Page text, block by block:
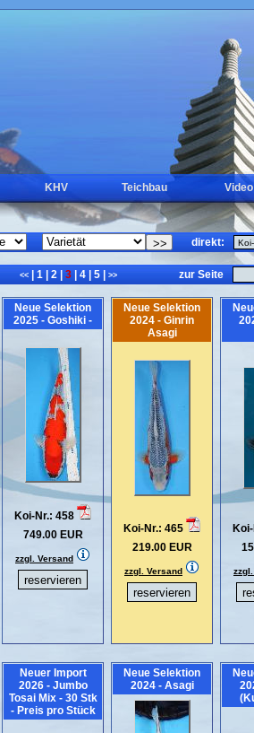
KHV Teichbau Video
direkt:
<< 1 2 3 4 5 >> zur Seite
Neue Selektion
2025 - Goshiki -
Koi-Nr.: 458
749.00 EUR
zzgl. Versand
Neue Selektion
2024 - Ginrin
Asagi
Koi-Nr.: 465
219.00 EUR
zzgl. Versand
Neuer Import
2026 - Jumbo
Tosai Mix - 30 Stk
- Preis pro Stück
Neue Selektion
2024 - Asagi